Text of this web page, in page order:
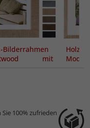
Bilderrahmen
mit
Holz-
100% zufrieden